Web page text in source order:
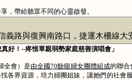
，帶給聽眾不同的心靈啟發。
路與復興南路口，捷運木柵線大
真好！ --疼惜單親弱勢家庭慈善演唱會」
全會）是由全國70餘個婦女團體組成的聯合
各界資源，培力婦團姐妹，讓她們的社會